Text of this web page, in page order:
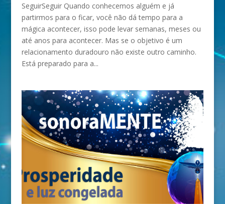
SeguirSeguir Quando conhecemos alguém e já
partirmos para o ficar, você não dá tempo para a
mágica acontecer, isso pode levar semanas, meses ou
até anos para acontecer. Mas se o objetivo é um
relacionamento duradouro não existe outro caminho.
Está preparado para a...